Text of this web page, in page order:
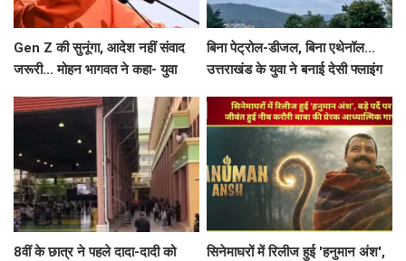
Gen Z की सुनूंगा, आदेश नहीं संवाद
जरूरी... मोहन भागवत ने कहा- युवा
गलत
बिना पेट्रोल-डीजल, बिना एथेनॉल...
उत्तराखंड के युवा ने बनाई देसी फ्लाइंग
8वीं के छात्र ने पहले दादा-दादी को
सिनेमाघरों में रिलीज हुई 'हनुमान अंश',